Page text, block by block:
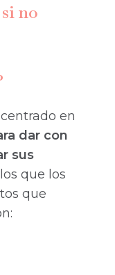
no
en
dar con
sus
que los
que